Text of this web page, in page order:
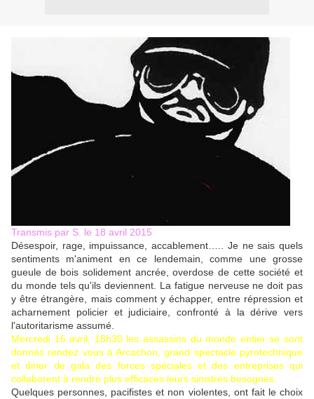
Transmis par S. le 18 avril 2015
Désespoir, rage, impuissance, accablement….. Je ne sais quels
sentiments m'animent en ce lendemain, comme une grosse
gueule de bois solidement ancrée, overdose de cette société et
du monde tels qu'ils deviennent. La fatigue nerveuse ne doit pas
y être étrangère, mais comment y échapper, entre répression et
acharnement policier et judiciaire, confronté à la dérive vers
l'autoritarisme assumé.
Mercredi 16 avril, 18h30 les assassins du monde entier se sont
donnés rendez vous à Arcachon, grand spectacle pyrotechnique
et diner de gala des forces spéciales et des entreprises qui
collaborent à rendre plus efficaces leurs sinistres besognes.
Quelques personnes, pacifistes et non violentes, ont fait le choix